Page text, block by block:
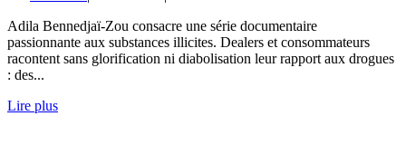
Adila Bennedjaï-Zou consacre une série documentaire
passionnante aux substances illicites. Dealers et consommateurs
racontent sans glorification ni diabolisation leur rapport aux drogues
: des...
Lire plus